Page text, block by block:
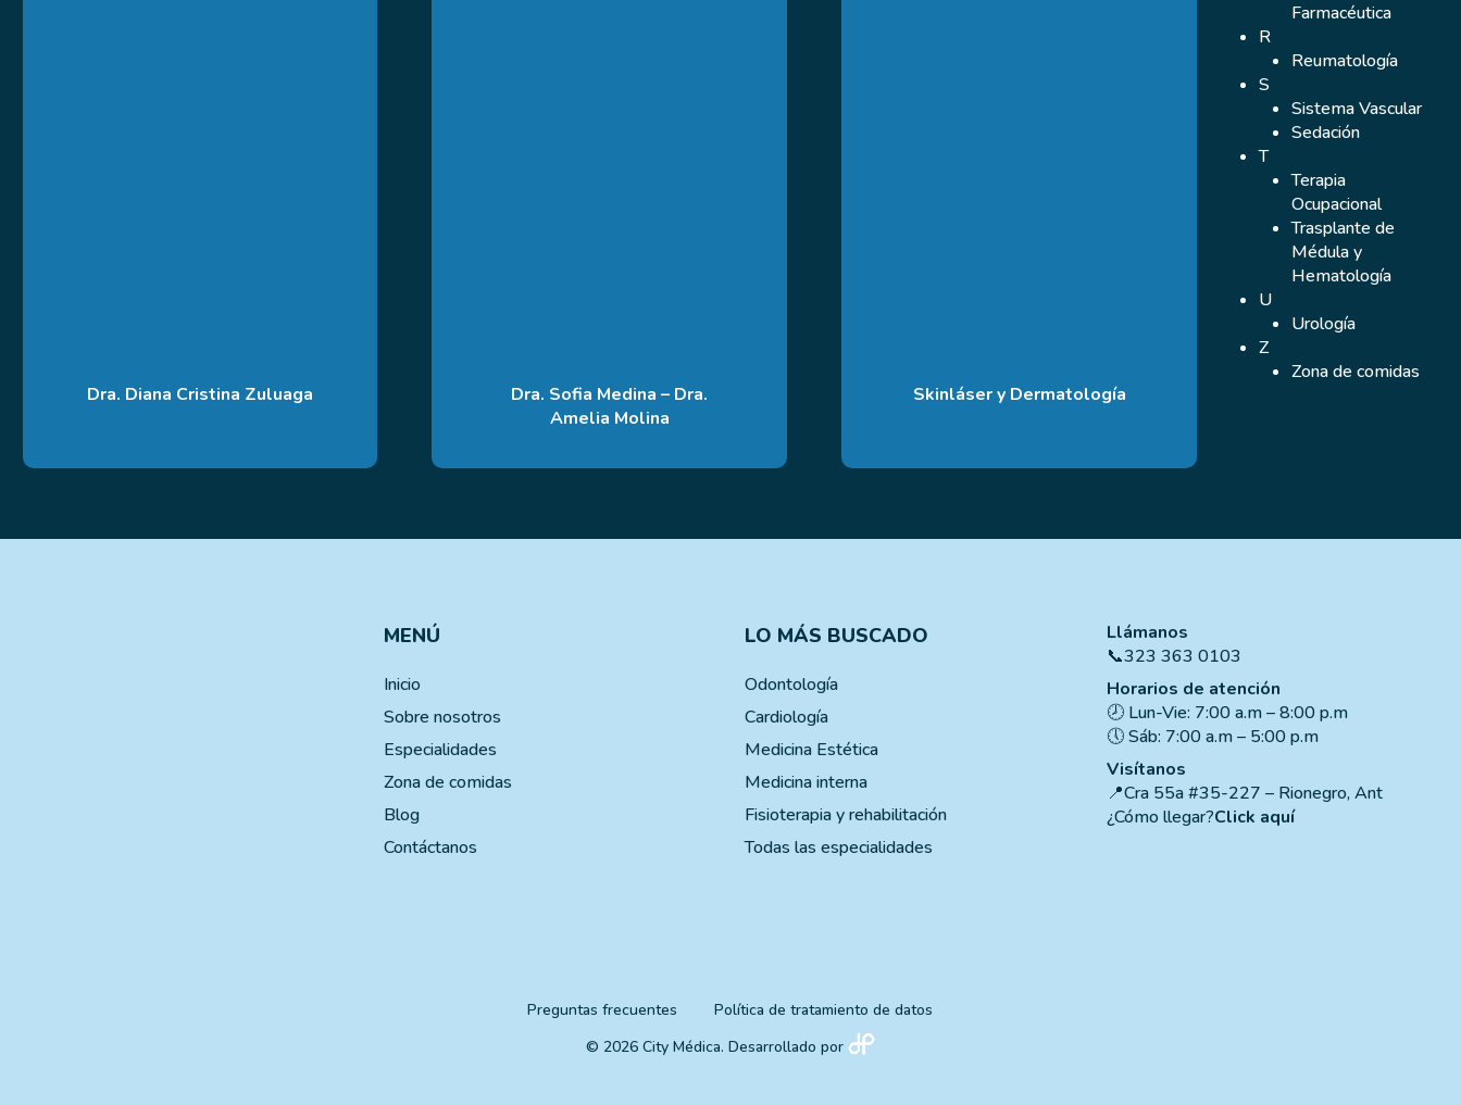
Dra. Diana Cristina Zuluaga
Dra. Sofia Medina – Dra.
Amelia Molina
Skinláser y Dermatología
Farmacéutica
R
Reumatología
S
Sistema Vascular
Sedación
T
Terapia
Ocupacional
Trasplante de
Médula y
Hematología
U
Urología
Z
Zona de comidas
MENÚ
Inicio
Sobre nosotros
Especialidades
Zona de comidas
Blog
Contáctanos
LO MÁS BUSCADO
Odontología
Cardiología
Medicina Estética
Medicina interna
Fisioterapia y rehabilitación
Todas las especialidades
Llámanos
📞323 363 0103
Horarios de atención
🕗 Lun-Vie: 7:00 a.m – 8:00 p.m
🕔 Sáb: 7:00 a.m – 5:00 p.m
Visítanos
📍Cra 55a #35-227 – Rionegro, Ant
¿Cómo llegar?Click aquí
Preguntas frecuentes
Política de tratamiento de datos
© 2026 City Médica. Desarrollado por